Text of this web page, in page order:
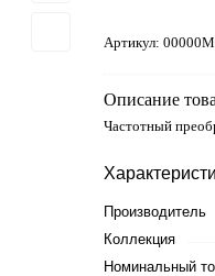
Артикул:
Описание
Частотный
Производитель
Коллекция
Номинальный